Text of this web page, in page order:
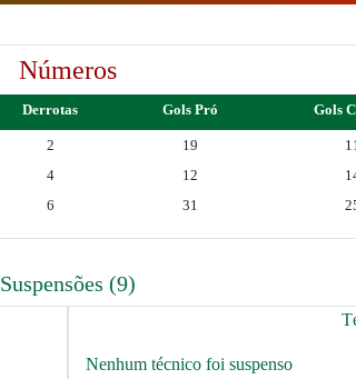
Números
Derrotas Gols Pró Gols
2 19
4 12
6 31
Suspensões (9)
Nenhum técnico foi suspenso